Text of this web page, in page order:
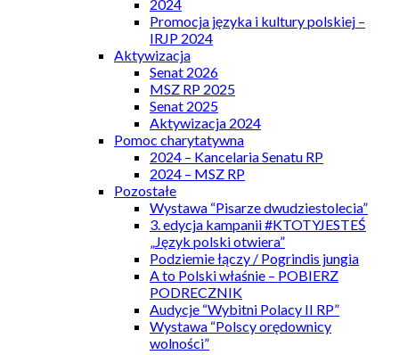
2024
Promocja języka i kultury polskiej –
IRJP 2024
Aktywizacja
Senat 2026
MSZ RP 2025
Senat 2025
Aktywizacja 2024
Pomoc charytatywna
2024 – Kancelaria Senatu RP
2024 – MSZ RP
Pozostałe
Wystawa “Pisarze dwudziestolecia”
3. edycja kampanii #KTOTYJESTEŚ
„Język polski otwiera”
Podziemie łączy / Pogrindis jungia
A to Polski właśnie – POBIERZ
PODRECZNIK
Audycje “Wybitni Polacy II RP”
Wystawa “Polscy orędownicy
wolności”